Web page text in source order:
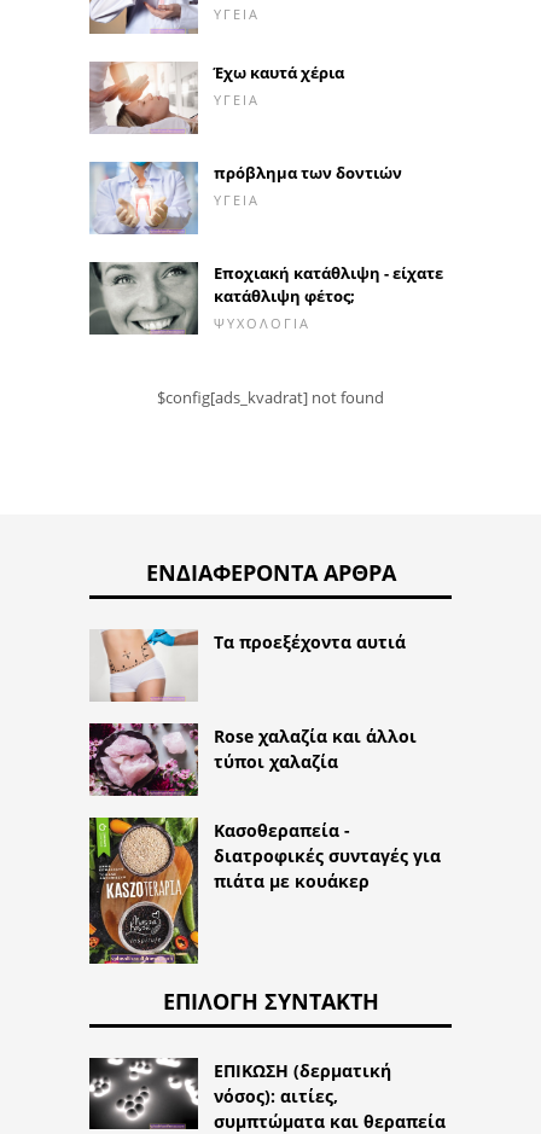
ΥΓΕΊΑ
Έχω καυτά χέρια
ΥΓΕΊΑ
πρόβλημα των δοντιών
ΥΓΕΊΑ
Εποχιακή κατάθλιψη - είχατε
κατάθλιψη φέτος;
ΨΥΧΟΛΟΓΊΑ
$config[ads_kvadrat] not found
ΕΝΔΙΑΦΈΡΟΝΤΑ ΆΡΘΡΑ
Τα προεξέχοντα αυτιά
Rose χαλαζία και άλλοι
τύποι χαλαζία
Κασοθεραπεία -
διατροφικές συνταγές για
πιάτα με κουάκερ
ΕΠΙΛΟΓΉ ΣΥΝΤΆΚΤΗ
ΕΠΙΚΩΣΗ (δερματική
νόσος): αιτίες,
συμπτώματα και θεραπεία